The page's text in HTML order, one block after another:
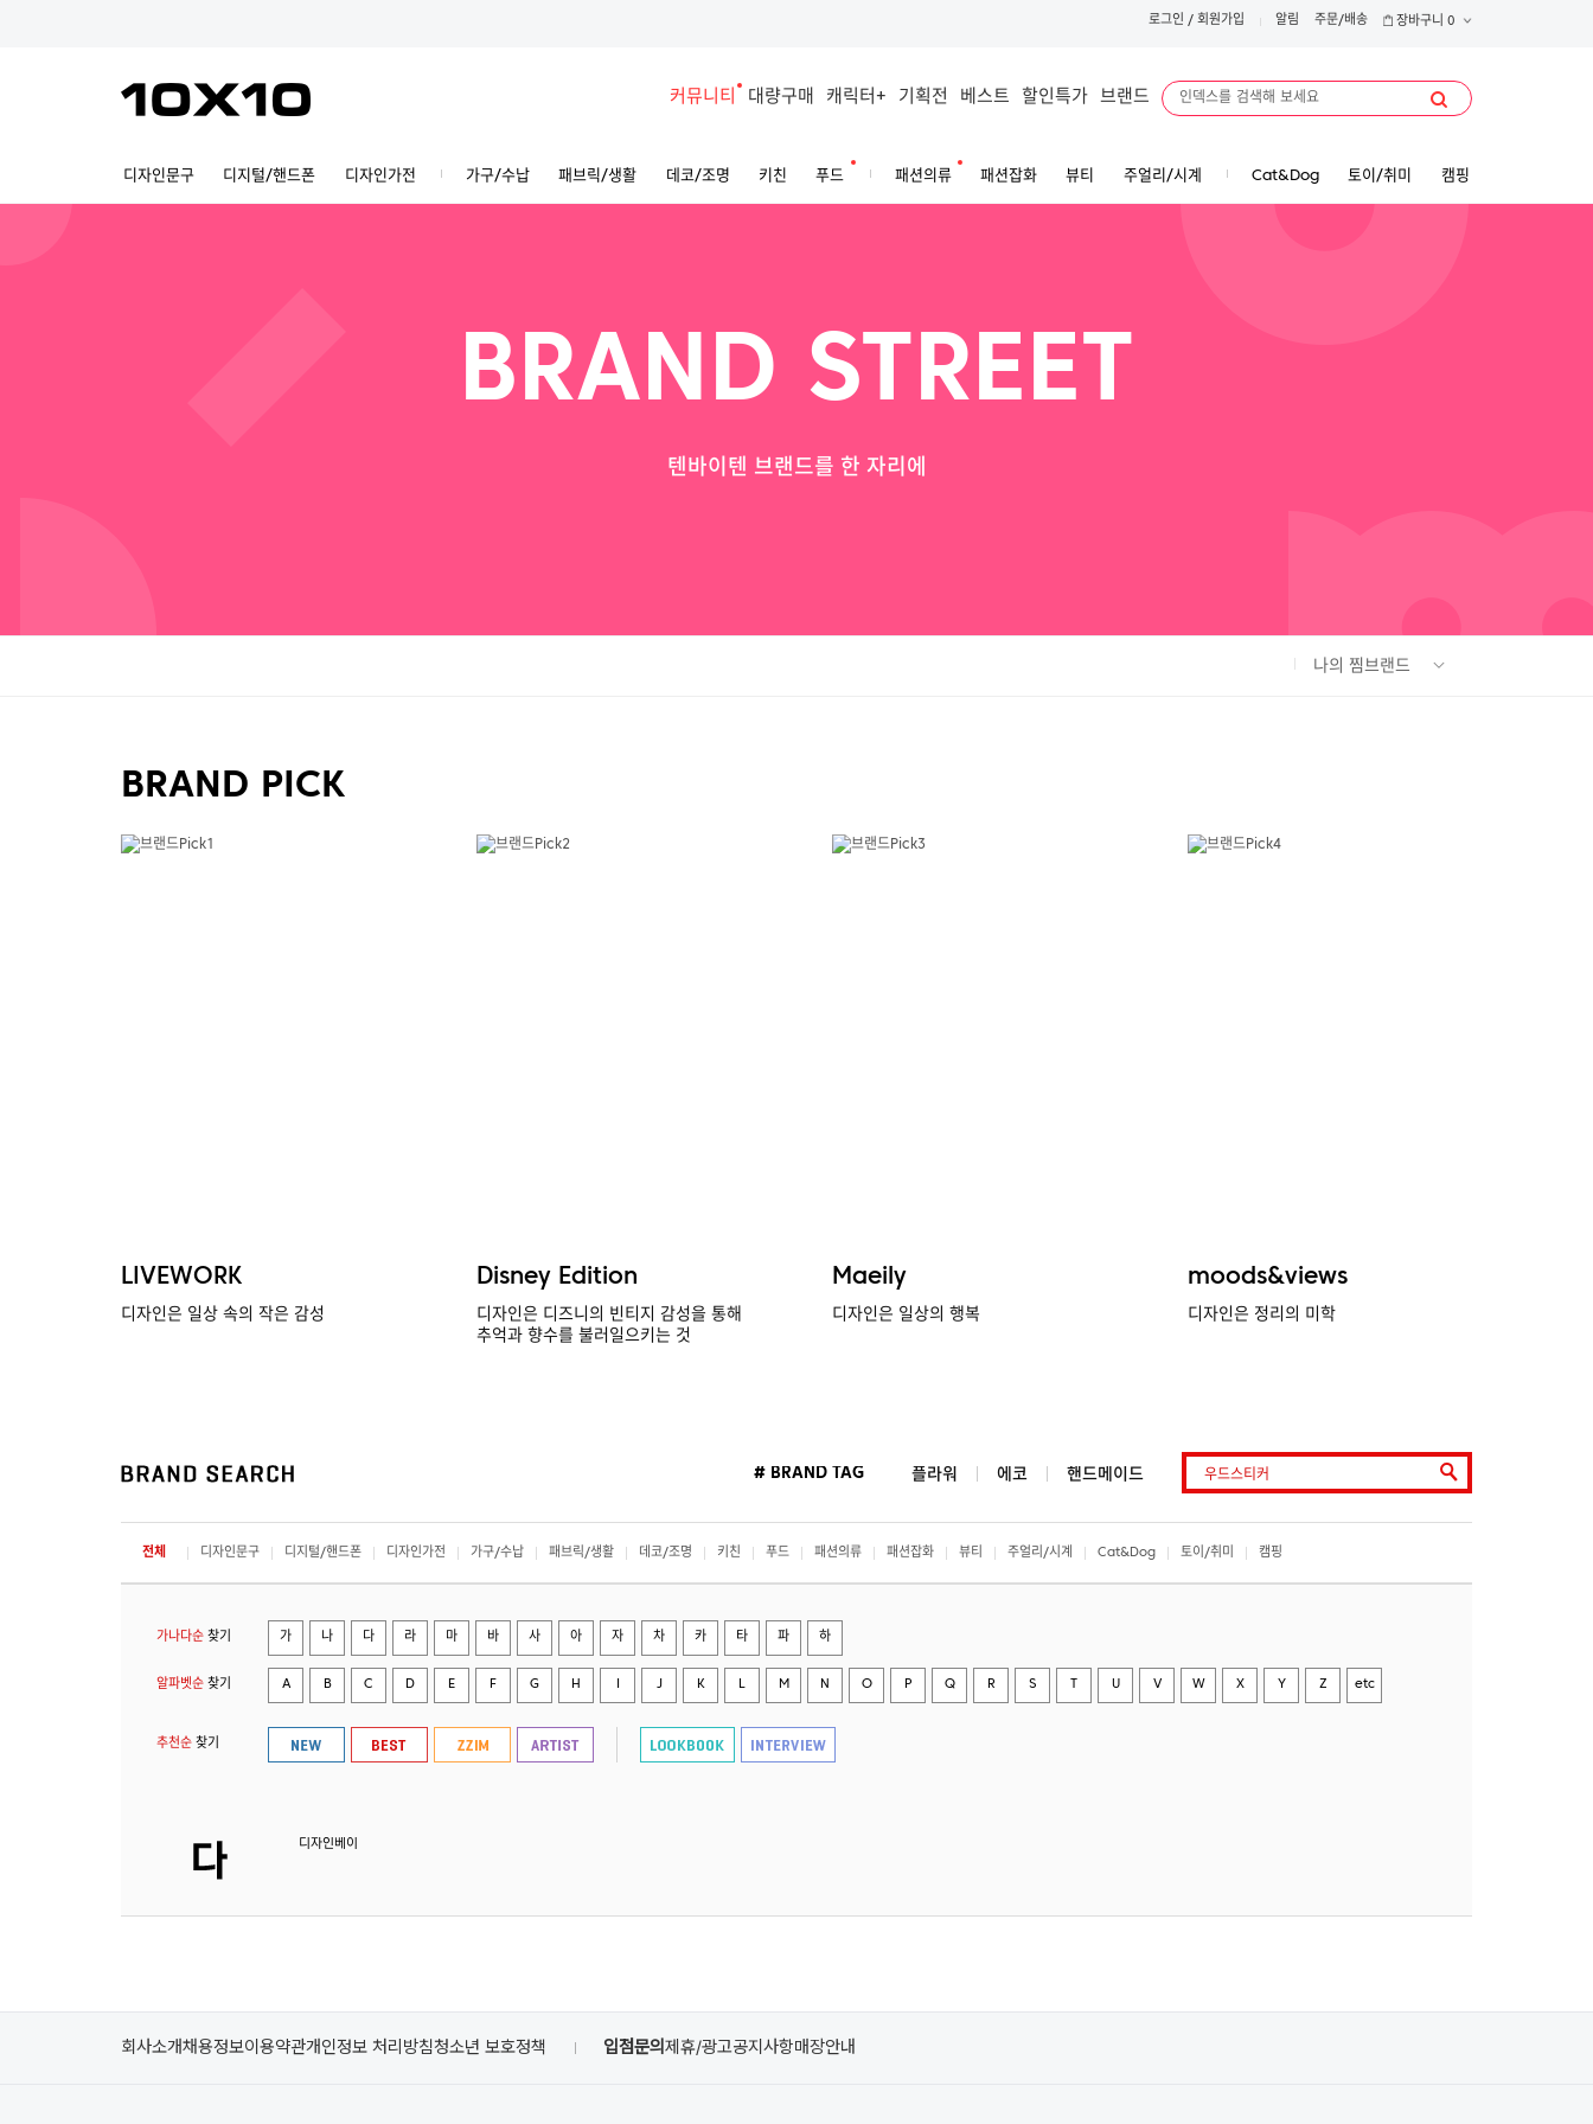
로그인 / 회원가입 알림 주문/배송 장바구니 0
커뮤니티 대량구매 캐릭터+ 기획전 베스트 할인특가 브랜드
디자인문구 디지털/핸드폰 디자인가전 가구/수납 패브릭/생활 데코/조명 키친 푸드 패션의류 패션잡화 뷰티 주얼리/시계 Cat&Dog 토이/취미 캠핑
BRAND STREET
텐바이텐 브랜드를 한 자리에
나의 찜브랜드
BRAND PICK
LIVEWORK
디자인은 일상 속의 작은 감성
Disney Edition
디자인은 디즈니의 빈티지 감성을 통해
추억과 향수를 불러일으키는 것
Maeily
디자인은 일상의 행복
moods&views
디자인은 정리의 미학
# BRAND TAG 플라워 에코 핸드메이드
전체 디자인문구 디지털/핸드폰 디자인가전 가구/수납 패브릭/생활 데코/조명 키친 푸드 패션의류 패션잡화 뷰티 주얼리/시계 Cat&Dog 토이/취미 캠핑
가나다순 찾기 가 나 다 라 마 바 사 아 자 차 카 타 파 하
알파벳순 찾기 A B C D E F G H J K L M N O P Q R S U V W X Y Z etc
추천순 찾기
디자인베이
회사소개채용정보이용약관개인정보 처리방침청소년 보호정책 입점문의제휴/광고공지사항매장안내